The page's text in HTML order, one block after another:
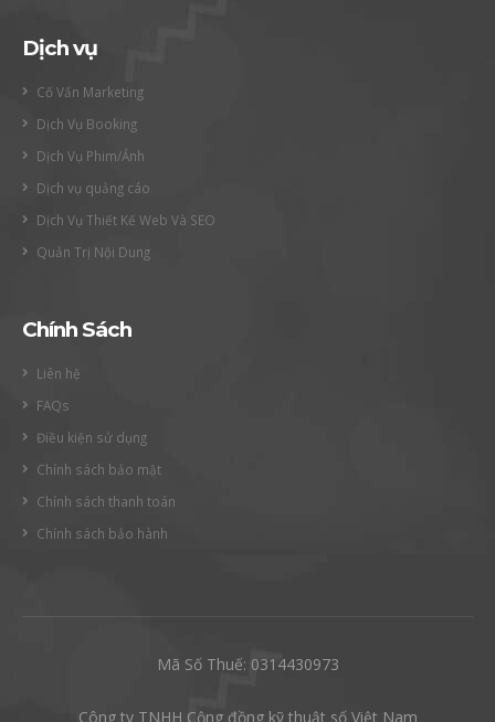
Dịch vụ
Cố Vấn Marketing
Dịch Vụ Booking
Dịch Vụ Phim/Ảnh
Dịch vụ quảng cáo
Dịch Vụ Thiết Kế Web Và SEO
Quản Trị Nội Dung
Chính Sách
Liên hệ
FAQs
Điều kiện sử dụng
Chính sách bảo mật
Chính sách thanh toán
Chính sách bảo hành
Mã Số Thuế: 0314430973
Công ty TNHH Cộng đồng kỹ thuật số Việt Nam